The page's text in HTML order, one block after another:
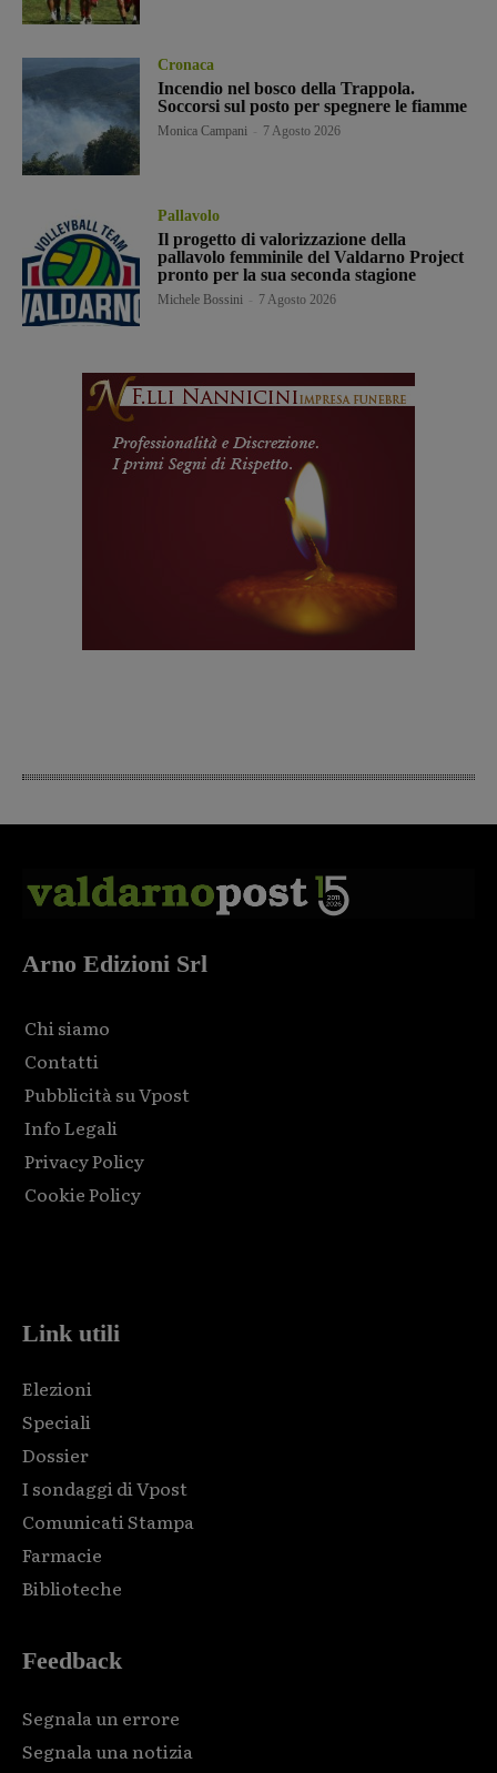
Cronaca
Incendio nel bosco della Trappola.
Soccorsi sul posto per spegnere le fiamme
Monica Campani 7 Agosto 2026
Pallavolo
Il progetto di valorizzazione della
pallavolo femminile del Valdarno Project
pronto per la sua seconda stagione
Michele Bossini 7 Agosto 2026
Arno Edizioni Srl
Chi siamo
Contatti
Pubblicità su Vpost
Info Legali
Privacy Policy
Cookie Policy
Link utili
Elezioni
Speciali
Dossier
I sondaggi di Vpost
Comunicati Stampa
Farmacie
Biblioteche
Feedback
Segnala un errore
Segnala una notizia